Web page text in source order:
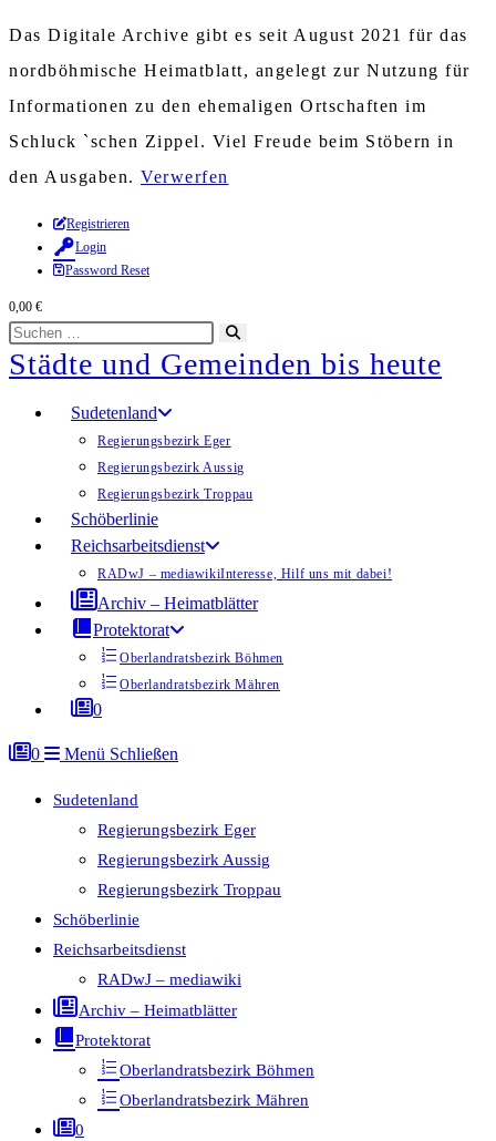
Das Digitale Archive gibt es seit August 2021 für das
nordböhmische Heimatblatt, angelegt zur Nutzung für
Informationen zu den ehemaligen Ortschaften im
Schluck `schen Zippel. Viel Freude beim Stöbern in
den Ausgaben. Verwerfen
Zum
Inhalt
springen
Registrieren
Login
Password Reset
0,00 €
Diese
Website
durchsuchen
starten
Städte und Gemeinden bis heute
Sudetenland
Regierungsbezirk Eger
Regierungsbezirk Aussig
Regierungsbezirk Troppau
Schöberlinie
Reichsarbeitsdienst
RADwJ – mediawikiInteresse, Hilf uns mit dabei!
Archiv – Heimatblätter
Protektorat
Oberlandratsbezirk Böhmen
Oberlandratsbezirk Mähren
0
0 Menü Schließen
Sudetenland
Regierungsbezirk Eger
Regierungsbezirk Aussig
Regierungsbezirk Troppau
Schöberlinie
Reichsarbeitsdienst
RADwJ – mediawiki
Archiv – Heimatblätter
Protektorat
Oberlandratsbezirk Böhmen
Oberlandratsbezirk Mähren
0